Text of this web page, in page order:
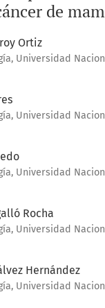
de
Ortiz
Universidad
Universidad
Universidad
Rocha
Universidad
Hernández
Universidad